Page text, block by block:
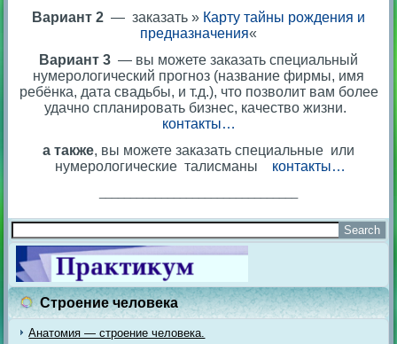
Вариант 2 — заказать » Карту тайны рождения и
предназначения«
Вариант 3 — вы можете заказать специальный
нумерологический прогноз (название фирмы, имя
ребёнка, дата свадьбы, и т.д.), что позволит вам более
удачно спланировать бизнес, качество жизни.
контакты…
а также, вы можете заказать специальные или
нумерологические талисманы контакты…
Строение человека
Анатомия — строение человека.